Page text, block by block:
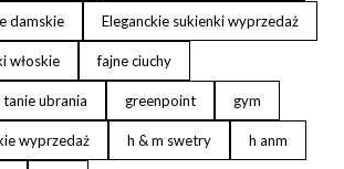
damskie Eleganckie sukienki wyprzedaż
włoskie fajne ciuchy
ubrania greenpoint gym
wyprzedaż h & m swetry h anm